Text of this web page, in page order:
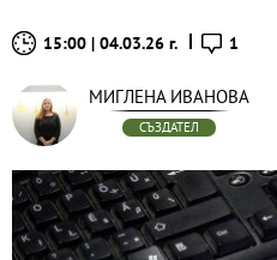
15:00 | 04.03.26 г. 1
МИГЛЕНА ИВАНОВА
СЪЗДАТЕЛ